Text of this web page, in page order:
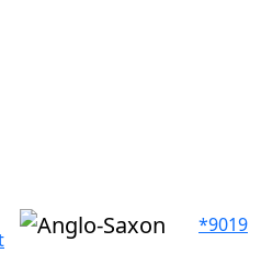
*9019